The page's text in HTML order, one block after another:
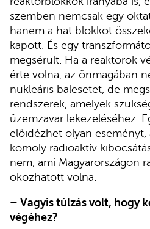
szemben nemcsak egy
hanem a hat blokkot
kapott. És egy
megsérült. Ha a reaktorok
érte volna, az önmagában
nukleáris balesetet, de
rendszerek, amelyek
üzemzavar lekezeléséhez.
előidézhet olyan eseményt,
komoly radioaktív
nem, ami Magyarországon
okozhatott volna.
– Vagyis túlzás volt, hogy
végéhez?